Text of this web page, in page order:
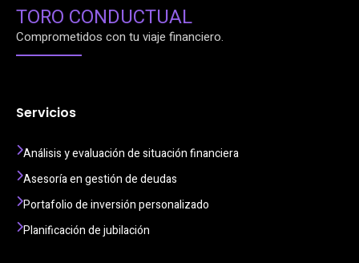
TORO CONDUCTUAL
Comprometidos con tu viaje financiero.
Servicios
Análisis y evaluación de situación financiera
Asesoría en gestión de deudas
Portafolio de inversión personalizado
Planificación de jubilación